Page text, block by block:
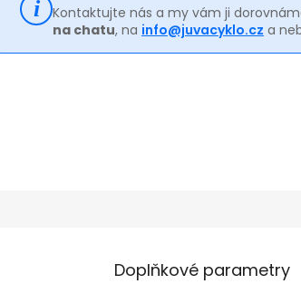
Kontaktujte nás a my vám ji
na chatu, na info@juvacyklo.cz a
Doplňkové parametry